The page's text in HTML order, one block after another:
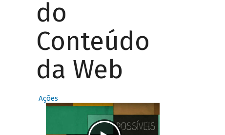
do
Conteúdo
da Web
Ações